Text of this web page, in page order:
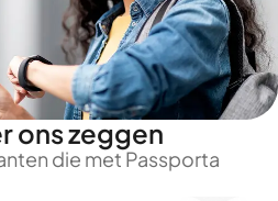
ons zeggen
die met Passporta